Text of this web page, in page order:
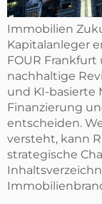
Immobilien
Kapitalanleger
FOUR Frankfurt
nachhaltige
und KI-basierte
Finanzierung
entscheiden.
versteht, kann
strategische